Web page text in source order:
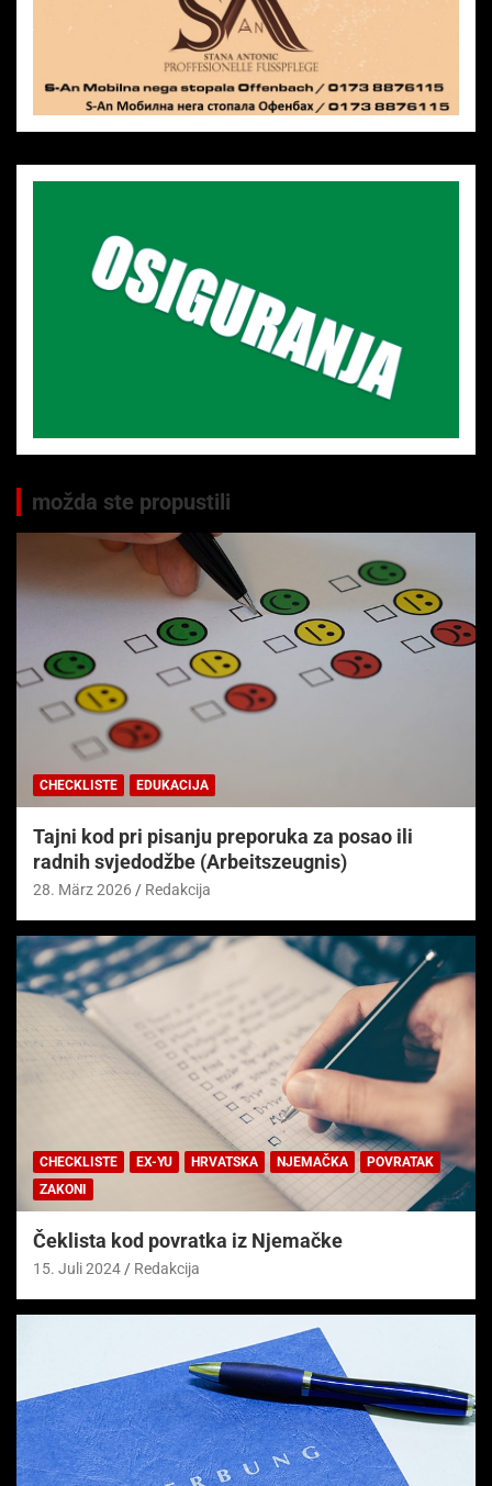
možda ste propustili
CHECKLISTE EDUKACIJA
Tajni kod pri pisanju preporuka za posao ili
radnih svjedodžbe (Arbeitszeugnis)
28. März 2026 Redakcija
CHECKLISTE EX-YU HRVATSKA NJEMAČKA
POVRATAK
ZAKONI
Čeklista kod povratka iz Njemačke
15. Juli 2024 Redakcija